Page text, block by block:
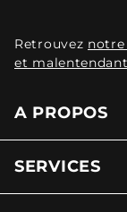
Retrouvez notre
et
A PROPOS
SERVICES